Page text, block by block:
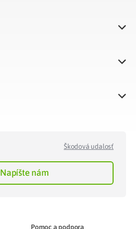
Škodová udalosť
Napíšte nám
Pomoc a podpora